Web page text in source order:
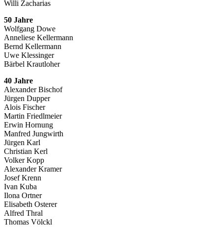
Willi Zacharias
50 Jahre
Wolfgang Dowe
Anneliese Kellermann
Bernd Kellermann
Uwe Klessinger
Bärbel Krautloher
40 Jahre
Alexander Bischof
Jürgen Dupper
Alois Fischer
Martin Friedlmeier
Erwin Hornung
Manfred Jungwirth
Jürgen Karl
Christian Kerl
Volker Kopp
Alexander Kramer
Josef Krenn
Ivan Kuba
Ilona Ortner
Elisabeth Osterer
Alfred Thral
Thomas Völckl